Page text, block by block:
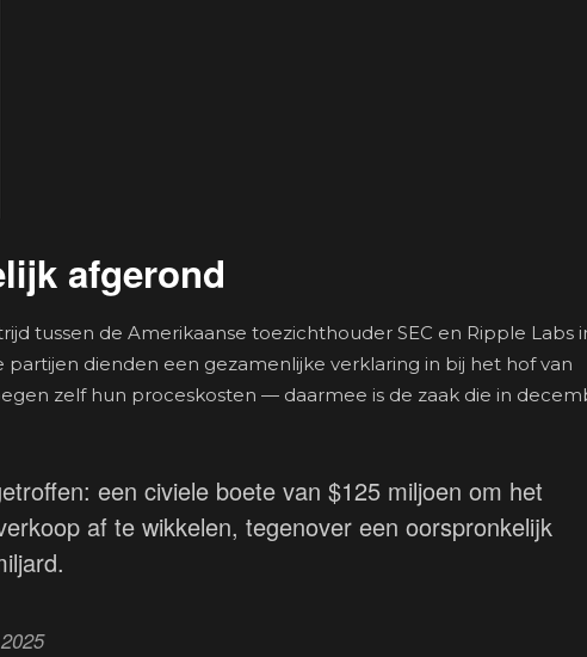
afgerond
tussen de Amerikaanse toezichthouder SEC en Ripple Labs
dienden een gezamenlijke verklaring in bij het hof van
zelf hun proceskosten — daarmee is de zaak die in
een civiele boete van $125 miljoen om het
af te wikkelen, tegenover een oorspronkelijk